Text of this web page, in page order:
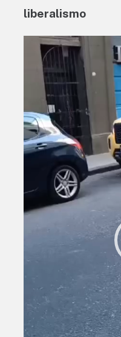
liberalismo
Reproductor
vídeo